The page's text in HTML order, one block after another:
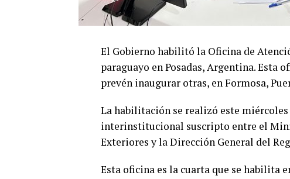
El Gobierno habilitó la Oficina de
paraguayo en Posadas, Argentina. Esta
prevén inaugurar otras, en Formosa,
La habilitación se realizó este
interinstitucional suscripto entre el
Exteriores y la Dirección General del
Esta oficina es la cuarta que se habilita